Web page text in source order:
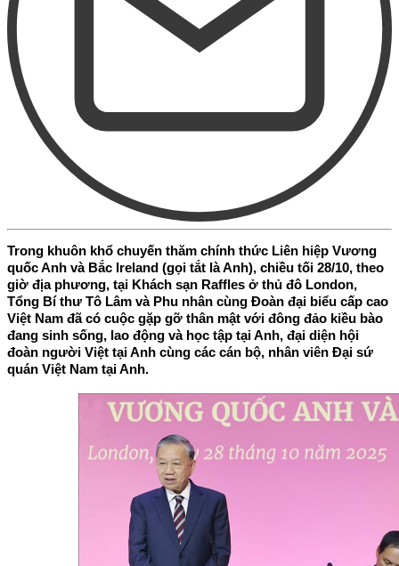
Trong khuôn khổ chuyến thăm chính thức Liên hiệp Vương
quốc Anh và Bắc Ireland (gọi tắt là Anh), chiều tối 28/10, theo
giờ địa phương, tại Khách sạn Raffles ở thủ đô London,
Tổng Bí thư Tô Lâm và Phu nhân cùng Đoàn đại biểu cấp cao
Việt Nam đã có cuộc gặp gỡ thân mật với đông đảo kiều bào
đang sinh sống, lao động và học tập tại Anh, đại diện hội
đoàn người Việt tại Anh cùng các cán bộ, nhân viên Đại sứ
quán Việt Nam tại Anh.